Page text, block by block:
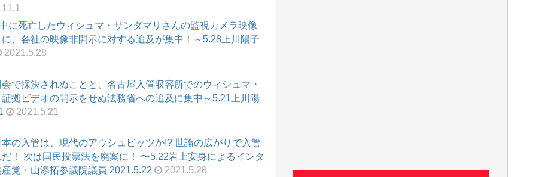
に死亡したウィシュマ・サンダマリさんの監視カメラ映像
、各社の映像非開示に対する追及が集中！～5.28上川陽子
2021.5.28
で採決されぬことと、名古屋入管収容所でのウィシュマ・
拠ビデオの開示をせぬ法務省への追及に集中～5.21上川陽
2021.5.21
の入管は、現代のアウシュビッツか!? 世論の広がりで入管
！ 次は国民投票法を廃案に！ 〜5.22岩上安身によるインタ
党・山添拓参議院議員 2021.5.22
2021.5.28